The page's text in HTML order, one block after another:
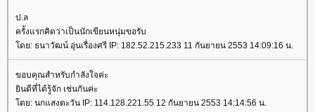
ป.ล
ครั้งแรกคิดว่าเป็นนักเขียนหนุ่มขอรับ
ดย: ธนาวัฒน์ อุ่นเรื่องศรี IP: 182.52.215.233 11 กันยายน 2553 14:09:16 น.
ขอบคุณสำหรับกำลังใจค่ะ
ินดีที่ได้รู้จัก เช่นกันค่ะ
ดย: นกแสงตะวัน IP: 114.128.221.55 12 กันยายน 2553 14:14:56 น.